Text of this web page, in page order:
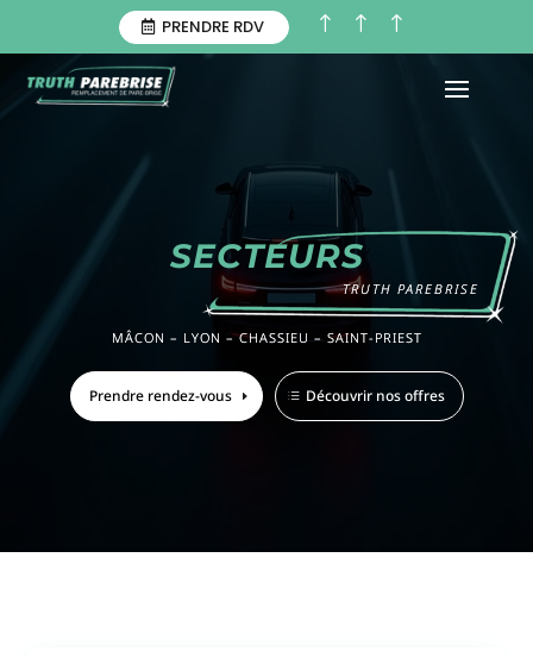
PRENDRE RDV ! ! !
SECTEURS
TRUTH PAREBRISE
MÂCON – LYON –CHASSIEU – SAINT-PRIEST
Prendre rendez-vous Découvrir nos offres